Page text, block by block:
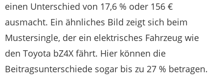
einen Unterschied von 17,6 % oder 156 €
ausmacht. Ein ähnliches Bild zeigt sich beim
Mustersingle, der ein elektrisches Fahrzeug wie
den Toyota bZ4X fährt. Hier können die
Beitragsunterschiede sogar bis zu 27 % betragen.